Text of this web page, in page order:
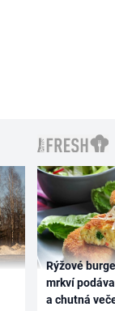
Rýžové
mrkví
a chutná